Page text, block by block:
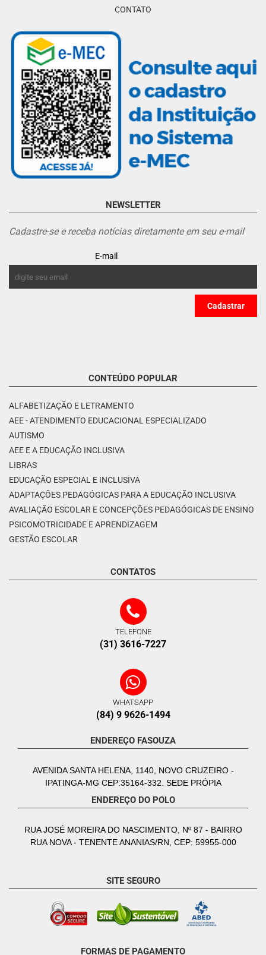
CONTATO
NEWSLETTER
Cadastre-se e receba notícias diretamente em seu e-mail
E-mail
CONTEÚDO POPULAR
ALFABETIZAÇÃO E LETRAMENTO
AEE - ATENDIMENTO EDUCACIONAL ESPECIALIZADO
AUTISMO
AEE E A EDUCAÇÃO INCLUSIVA
LIBRAS
EDUCAÇÃO ESPECIAL E INCLUSIVA
ADAPTAÇÕES PEDAGÓGICAS PARA A EDUCAÇÃO INCLUSIVA
AVALIAÇÃO ESCOLAR E CONCEPÇÕES PEDAGÓGICAS DE ENSINO
PSICOMOTRICIDADE E APRENDIZAGEM
GESTÃO ESCOLAR
CONTATOS
TELEFONE
(31) 3616-7227
WHATSAPP
(84) 9 9626-1494
ENDEREÇO FASOUZA
AVENIDA SANTA HELENA, 1140, NOVO CRUZEIRO -
IPATINGA-MG CEP:35164-332. SEDE PRÓPIA
ENDEREÇO DO POLO
RUA JOSÉ MOREIRA DO NASCIMENTO, Nº 87 - BAIRRO
RUA NOVA - TENENTE ANANIAS/RN, CEP: 59955-000
SITE SEGURO
FORMAS DE PAGAMENTO